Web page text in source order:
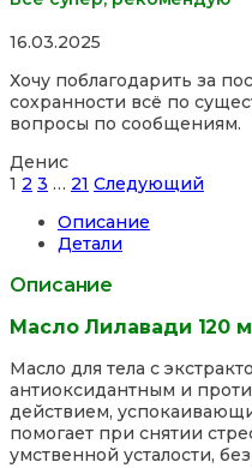
Rated
out
of
5
16.03.2025
Хочу поблагодарить за
сохранности всё по
вопросы по сообщениям.
Денис
Site
Reviews
навигация
Страница
1 Страница
2 Страница
3 … Страница
21 Следующий
Описание
Детали
Описание
Масло Лилавади 120
Масло для тела с
антиоксидантным и
действием,
помогает при снятии
умственной усталости,